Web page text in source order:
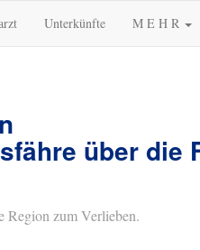
Unterkünfte M E H R
über die
Region zum Verlieben.